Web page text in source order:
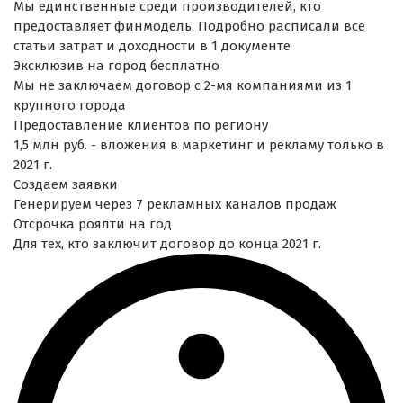
Мы единственные среди производителей, кто
предоставляет финмодель. Подробно расписали все
статьи затрат и доходности в 1 документе
Эксклюзив на город бесплатно
Мы не заключаем договор с 2-мя компаниями из 1
крупного города
Предоставление клиентов по региону
1,5 млн руб. - вложения в маркетинг и рекламу только в
2021 г.
Создаем заявки
Генерируем через 7 рекламных каналов продаж
Отсрочка роялти на год
Для тех, кто заключит договор до конца 2021 г.